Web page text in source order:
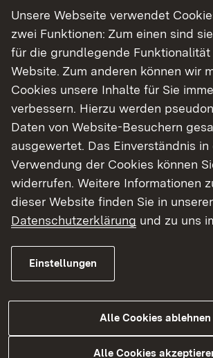
Ottoschwanden-Hard in Freiamt
Emmendingen) zur Beseitigung
der Fahrbahn in der ersten
gesperrt werden. Die Arbeiten im
Spitzkehre am Ortseingang Hard
Montag, 1. September und dauern
bis einschließlich Freitag, 5.
Verkehr wird in der Zeit über
Köndringen und Mundingen
Zurück
Themenübersicht
Themenübersicht
Soziale Medien
Unsere Webseite verwendet
zwei Funktionen: Zum einen sind
für die grundlegende Funktionalität
Website. Zum anderen können wir
Cookies unsere Inhalte für Sie
verbessern. Hierzu werden
Daten von Website-Besuchern
ausgewertet. Das Einverständnis in
Verwendung der Cookies können
widerrufen. Weitere Informationen
dieser Website finden Sie in unserer
Datenschutzerklärung und zu uns
Einstellungen
Alle Cookies ablehnen
Alle Cookies